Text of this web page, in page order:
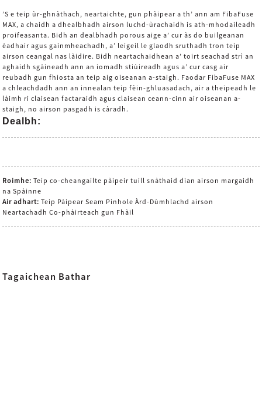
’S e teip ùr-ghnàthach, neartaichte, gun phàipear a th’ ann am FibaFuse
MAX, a chaidh a dhealbhadh airson luchd-ùrachaidh is ath-mhodaileadh
proifeasanta. Bidh an dealbhadh porous aige a’ cur às do builgeanan
èadhair agus gainmheachadh, a’ leigeil le glaodh sruthadh tron ​​teip
airson ceangal nas làidire. Bidh neartachaidhean a’ toirt seachad strì an
aghaidh sgàineadh ann an iomadh stiùireadh agus a’ cur casg air
reubadh gun fhiosta an teip aig oiseanan a-staigh. Faodar FibaFuse MAX
a chleachdadh ann an innealan teip fèin-ghluasadach, air a theipeadh le
làimh ri claisean factaraidh agus claisean ceann-cinn air oiseanan a-
staigh, no airson pasgadh is càradh.
Dealbh:
Roimhe: Teip co-cheangailte pàipeir tuill snàthaid dian airson margaidh
na Spàinne
Air adhart: Teip Pàipear Seam Pinhole Àrd-Dùmhlachd airson
Neartachadh Co-phàirteach gun Fhàil
Tagaichean Bathar